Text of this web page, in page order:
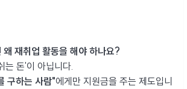
왜 재취업 활동을 해야 하나요?
는 돈'이 아닙니다.
구하는 사람"에게만 지원금을 주는 제도입니